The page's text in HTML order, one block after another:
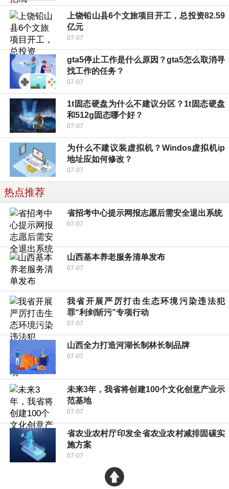
上饶铅山县6个文旅项目开工，总投资82.59
亿元
07-07
gta5停止工作是什么原因？gta5怎么取消寻
找工作的任务？
07-07
1t固态硬盘为什么不建议分区？1t固态硬盘
和512g固态哪个好？
07-07
为什么不建议装虚拟机？Windos虚拟机ip
地址应如何修改？
07-07
热点推荐
省招考中心提示网报志愿后需安全退出系统
07-07
山西基本养老服务清单发布
07-07
我省开展严厉打击生态环境污染违法犯
罪“利剑斩污”专项行动
07-07
山西全力打造河湖长制林长制品牌
07-07
未来3年，我省将创建100个文化创意产业示
范基地
07-07
省农业农村厅印发全省农业农村减排固碳实
施方案
07-07